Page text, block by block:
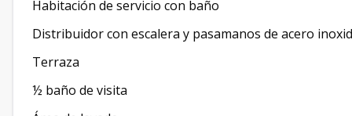
Habitación de servicio con baño
Distribuidor con escalera y pasamanos de acero
Terraza
½ baño de visita